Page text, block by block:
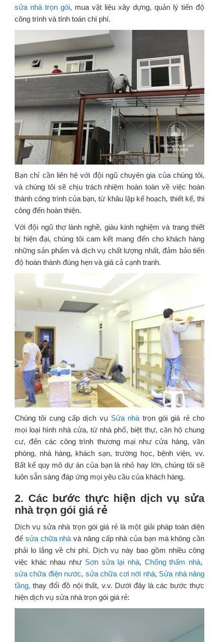
sửa nhà trọn gói, mua vật liệu xây dựng, quản lý tiến độ
công trình và tính toán chi phí.
Bạn chỉ cần liên hệ với đội ngũ chuyên gia của chúng tôi,
và chúng tôi sẽ chịu trách nhiệm hoàn toàn về việc hoàn
thành công trình của bạn, từ khâu lập kế hoạch, thiết kế, thi
công đến hoàn thiện.
Với đội ngũ thợ lành nghề, giàu kinh nghiệm và trang thiết
bị hiện đại, chúng tôi cam kết mang đến cho khách hàng
những sản phẩm và dịch vụ chất lượng nhất, đảm bảo tiến
độ hoàn thành đúng hẹn và giá cả cạnh tranh.
Chúng tôi cung cấp dịch vụ Sửa nhà trọn gói giá rẻ cho
mọi loại hình nhà cửa, từ nhà phố, biệt thự, căn hộ chung
cư, đến các công trình thương mại như cửa hàng, văn
phòng, nhà hàng, khách sạn, trường học, bệnh viện, vv.
Bất kể quy mô dự án của bạn là nhỏ hay lớn, chúng tôi sẽ
luôn sẵn sàng đáp ứng mọi yêu cầu của khách hàng.
2. Các bước thực hiện dịch vụ sửa
nhà trọn gói giá rẻ
Dịch vụ sửa nhà trọn gói giá rẻ là một giải pháp toàn diện
để sửa chữa nhà và nâng cấp nhà của bạn mà không cần
phải lo lắng về chi phí. Dịch vụ này bao gồm nhiều công
việc khác nhau như Sơn sửa lại nhà, Chống thấm nhà,
sửa chữa điện nước, sửa chữa cơi nới nhà, Sửa nhà nâng
tầng,thay đổi đồ nội thất, v.v. Dưới đây là các bước thực
hiện dịch vụ sửa nhà trọn gói giá rẻ: